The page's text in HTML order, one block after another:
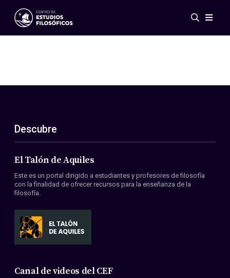
Eventos
ES
EN
Acerca de nosotros
Miembros
Convenios
Descubre
El Talón de Aquiles
Este es un portal dirigido a estudiantes y profesores de filosofía
con la finalidad de ofrecer recursos para la enseñanza de la
filosofía.
Canal de videos del CEF